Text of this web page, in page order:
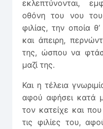
εκλεπτύνονται,
οθόνη του νου
φιλίας, την οποία
και άπειρη,
της, ώσπου να
μαζί της.
Και η τέλεια
αφού αφήσει κατά
τον κατείχε και
τις φιλίες του,